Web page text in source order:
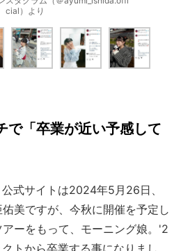
cial）より
で「卒業が近い予感して
式サイトは2024年5月26日、
佑美ですが、今秋に開催を予定し
ーをもって、モーニング娘。'2
トから卒業する事になりまし